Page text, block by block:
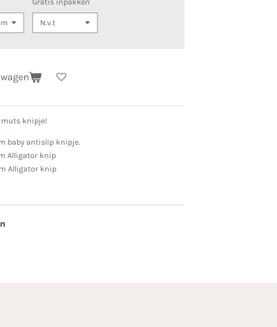
Gratis inpakken
muts knipje!
baby antislip knipje.
Alligator knip
Alligator knip
S